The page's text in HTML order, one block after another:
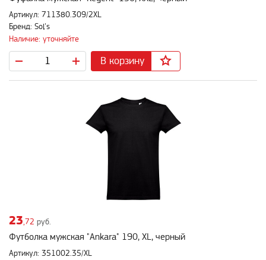
Артикул: 711380.309/2XL
Бренд: Sol's
Наличие: уточняйте
В корзину
23 ,72 руб.
Футболка мужская "Ankara" 190, XL, черный
Артикул: 351002.35/XL